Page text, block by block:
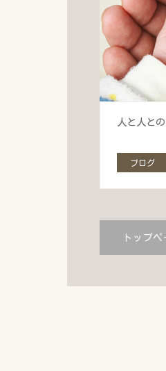
人と人と
ブログ
トップ